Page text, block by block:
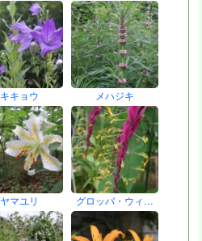
キキョウ メハジキ
ヤマユリ グロッバ・ウィ…